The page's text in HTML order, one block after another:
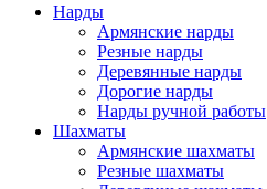
Нарды
Армянские нарды
Резные нарды
Деревянные нарды
Дорогие нарды
Нарды ручной работы
Шахматы
Армянские шахматы
Резные шахматы